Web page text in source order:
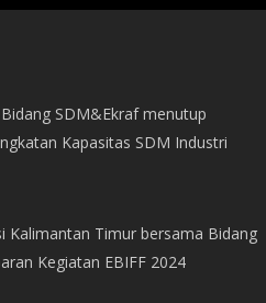
SDM&Ekraf menutup
Kapasitas SDM Industri
Kalimantan Timur bersama Bidang
Kegiatan EBIFF 2024